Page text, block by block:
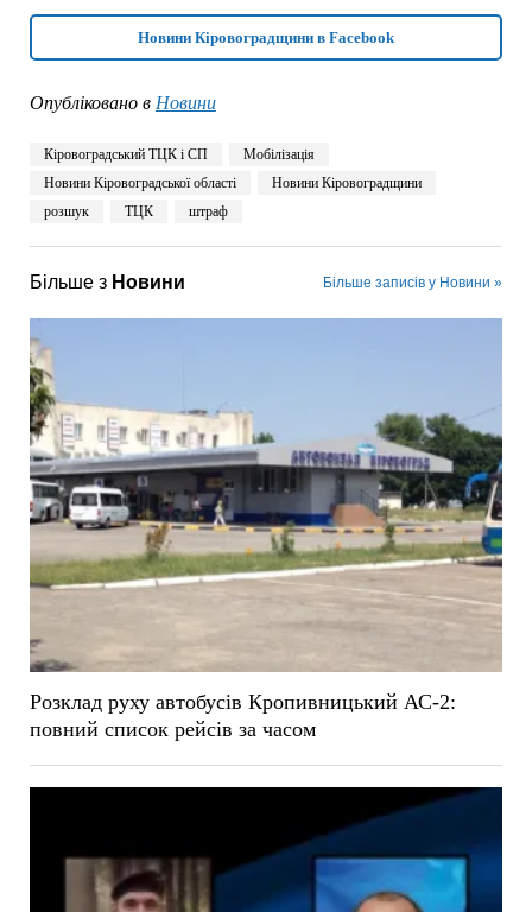
Новини Кіровоградщини в Facebook
Опубліковано в Новини
Кіровоградський ТЦК і СП
Мобілізація
Новини Кіровоградської області
Новини Кіровоградщини
розшук
ТЦК штраф
Більше з Новини Більше записів у Новини »
Розклад руху автобусів Кропивницький АС-2:
повний список рейсів за часом